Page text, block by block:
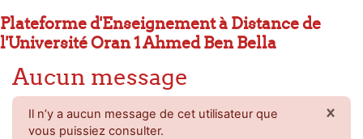
Plateforme d'Enseignement à Distance de
l'Université Oran 1 Ahmed Ben Bella
Aucun message
Il n’y a aucun message de cet utilisateur que
vous puissiez consulter.
×